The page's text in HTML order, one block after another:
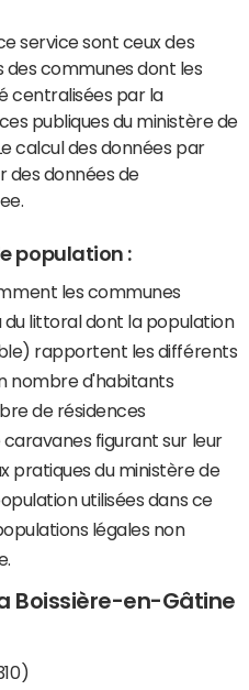
service sont ceux des
des communes dont les
centralisées par la
publiques du ministère de
calcul des données par
des données de
population :
les communes
littoral dont la population
rapportent les différents
nombre d'habitants
de résidences
figurant sur leur
pratiques du ministère de
utilisées dans ce
légales non
Boissière-en-Gâtine